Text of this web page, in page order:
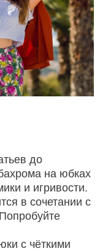
до
на юбках
и игривости.
в сочетании с
с чёткими